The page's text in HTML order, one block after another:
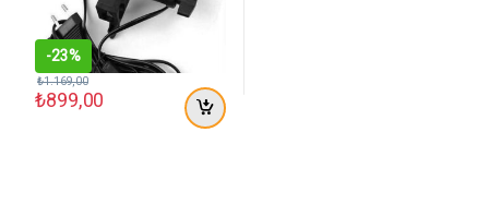
-23%
₺899,00
₺1.169,00